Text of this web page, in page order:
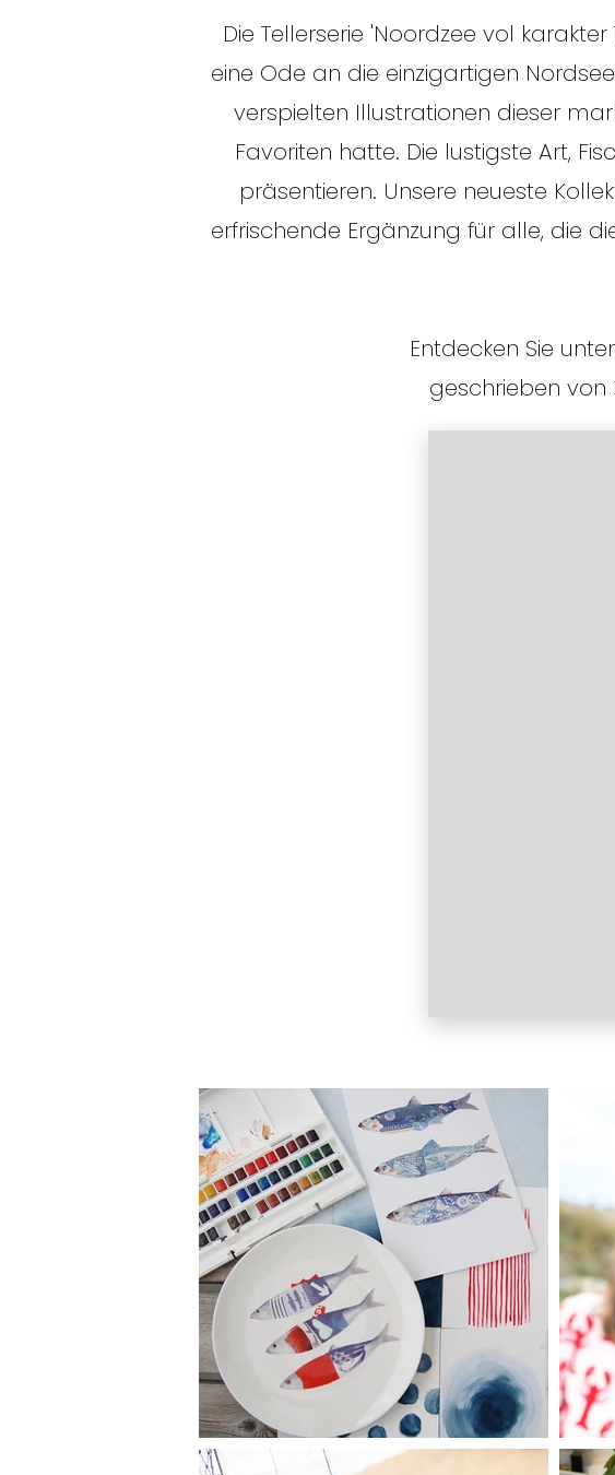
Die Tellerserie 'Noordzee vol karakter
eine Ode an die einzigartigen
verspielten Illustrationen dieser
Favoriten hatte. Die lustigste Art,
präsentieren. Unsere neueste
erfrischende Ergänzung für alle, die
Entdecken Sie
geschrieben von